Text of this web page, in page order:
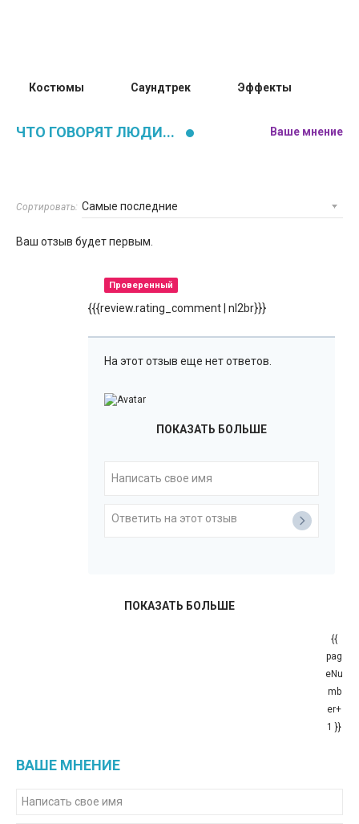
Костюмы Саундтрек Эффекты
ЧТО ГОВОРЯТ ЛЮДИ... Ваше мнение
Сортировать:
Ваш отзыв будет первым.
Проверенный
{{{review.rating_comment | nl2br}}}
На этот отзыв еще нет ответов.
ПОКАЗАТЬ БОЛЬШЕ
ПОКАЗАТЬ БОЛЬШЕ
{{
pag
eNu
mb
er+
1 }}
ВАШЕ МНЕНИЕ